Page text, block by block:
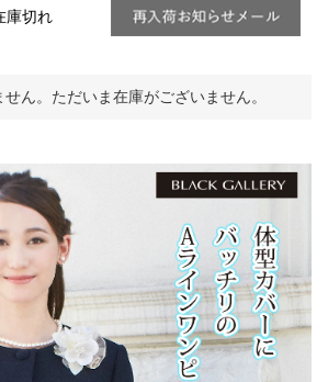
庫切れ
ん。ただいま在庫がございません。